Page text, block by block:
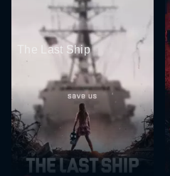
The Last Ship